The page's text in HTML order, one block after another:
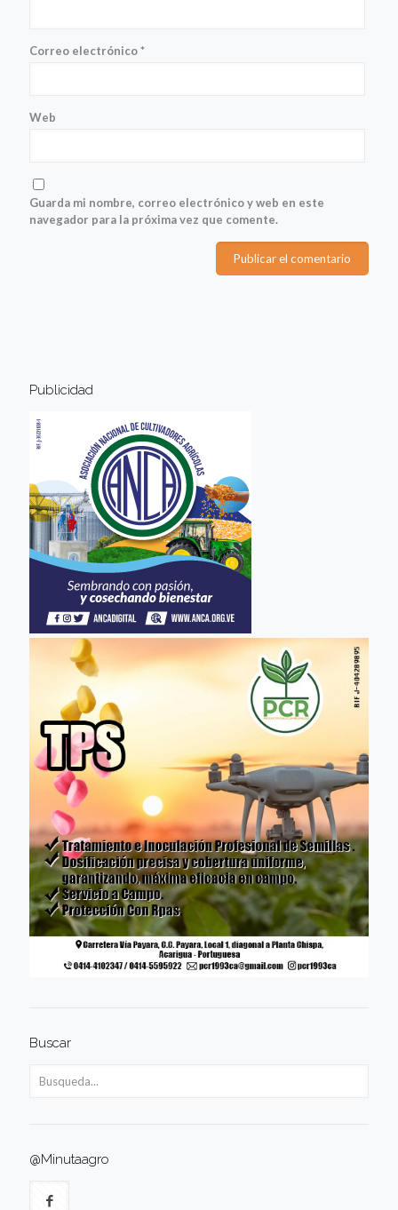
Correo electrónico*
Web
Guarda mi nombre, correo electrónico y web en este
navegador para la próxima vez que comente.
Publicidad
Buscar
@Minutaagro